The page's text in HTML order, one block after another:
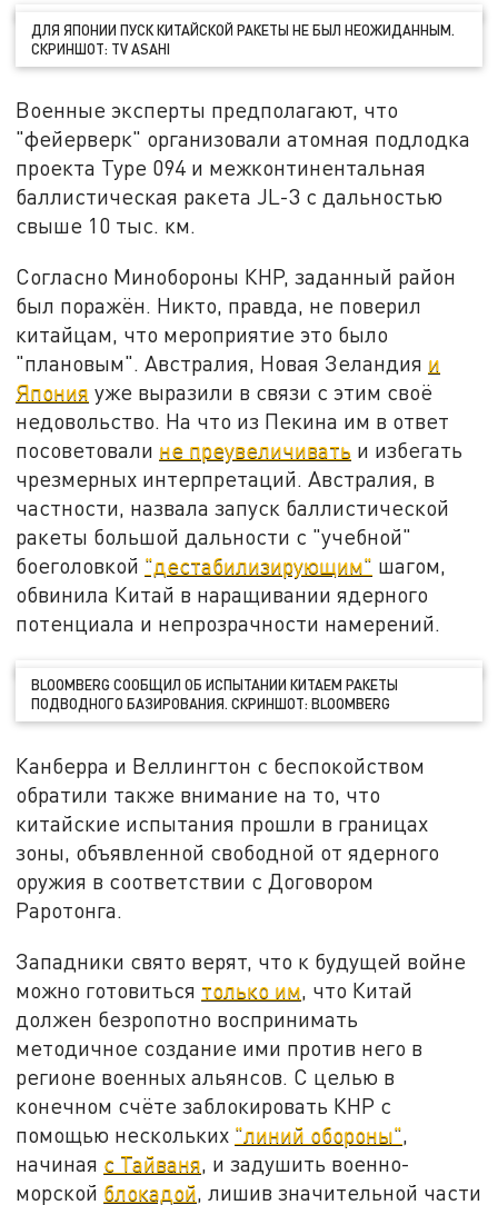
ДЛЯ ЯПОНИИ ПУСК КИТАЙСКОЙ РАКЕТЫ НЕ БЫЛ НЕОЖИДАННЫМ.
СКРИНШОТ: TV ASAHI
Военные эксперты предполагают, что
"фейерверк" организовали атомная подлодка
проекта Type 094 и межконтинентальная
баллистическая ракета JL-3 с дальностью
свыше 10 тыс. км.
Согласно Минобороны КНР, заданный район
был поражён. Никто, правда, не поверил
китайцам, что мероприятие это было
"плановым". Австралия, Новая Зеландия и
Япония уже выразили в связи с этим своё
недовольство. На что из Пекина им в ответ
посоветовали не преувеличивать и избегать
чрезмерных интерпретаций. Австралия, в
частности, назвала запуск баллистической
ракеты большой дальности с "учебной"
боеголовкой "дестабилизирующим" шагом,
обвинила Китай в наращивании ядерного
потенциала и непрозрачности намерений.
BLOOMBERG СООБЩИЛ ОБ ИСПЫТАНИИ КИТАЕМ РАКЕТЫ
ПОДВОДНОГО БАЗИРОВАНИЯ. СКРИНШОТ: BLOOMBERG
Канберра и Веллингтон с беспокойством
обратили также внимание на то, что
китайские испытания прошли в границах
зоны, объявленной свободной от ядерного
оружия в соответствии с Договором
Раротонга.
Западники свято верят, что к будущей войне
можно готовиться только им, что Китай
должен безропотно воспринимать
методичное создание ими против него в
регионе военных альянсов. С целью в
конечном счёте заблокировать КНР с
помощью нескольких "линий обороны",
начиная с Тайваня, и задушить военно-
морской блокадой, лишив значительной части